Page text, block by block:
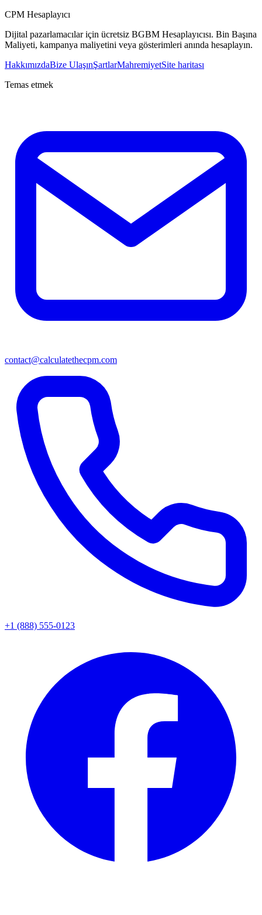
CPM Hesaplayıcı
Dijital pazarlamacılar için ücretsiz BGBM Hesaplayıcısı. Bin Başına
Maliyeti, kampanya maliyetini veya gösterimleri anında hesaplayın.
HakkımızdaBize UlaşınŞartlarMahremiyetSite haritası
Temas etmek
contact@calculatethecpm.com
+1 (888) 555-0123